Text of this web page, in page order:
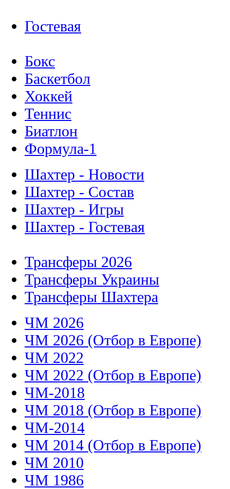
Гостевая
Бокс
Баскетбол
Хоккей
Теннис
Биатлон
Формула-1
Шахтер - Новости
Шахтер - Состав
Шахтер - Игры
Шахтер - Гостевая
Трансферы 2026
Трансферы Украины
Трансферы Шахтера
ЧМ 2026
ЧМ 2026 (Отбор в Европе)
ЧМ 2022
ЧМ 2022 (Отбор в Европе)
ЧМ-2018
ЧМ 2018 (Отбор в Европе)
ЧМ-2014
ЧМ 2014 (Отбор в Европе)
ЧМ 2010
ЧМ 1986